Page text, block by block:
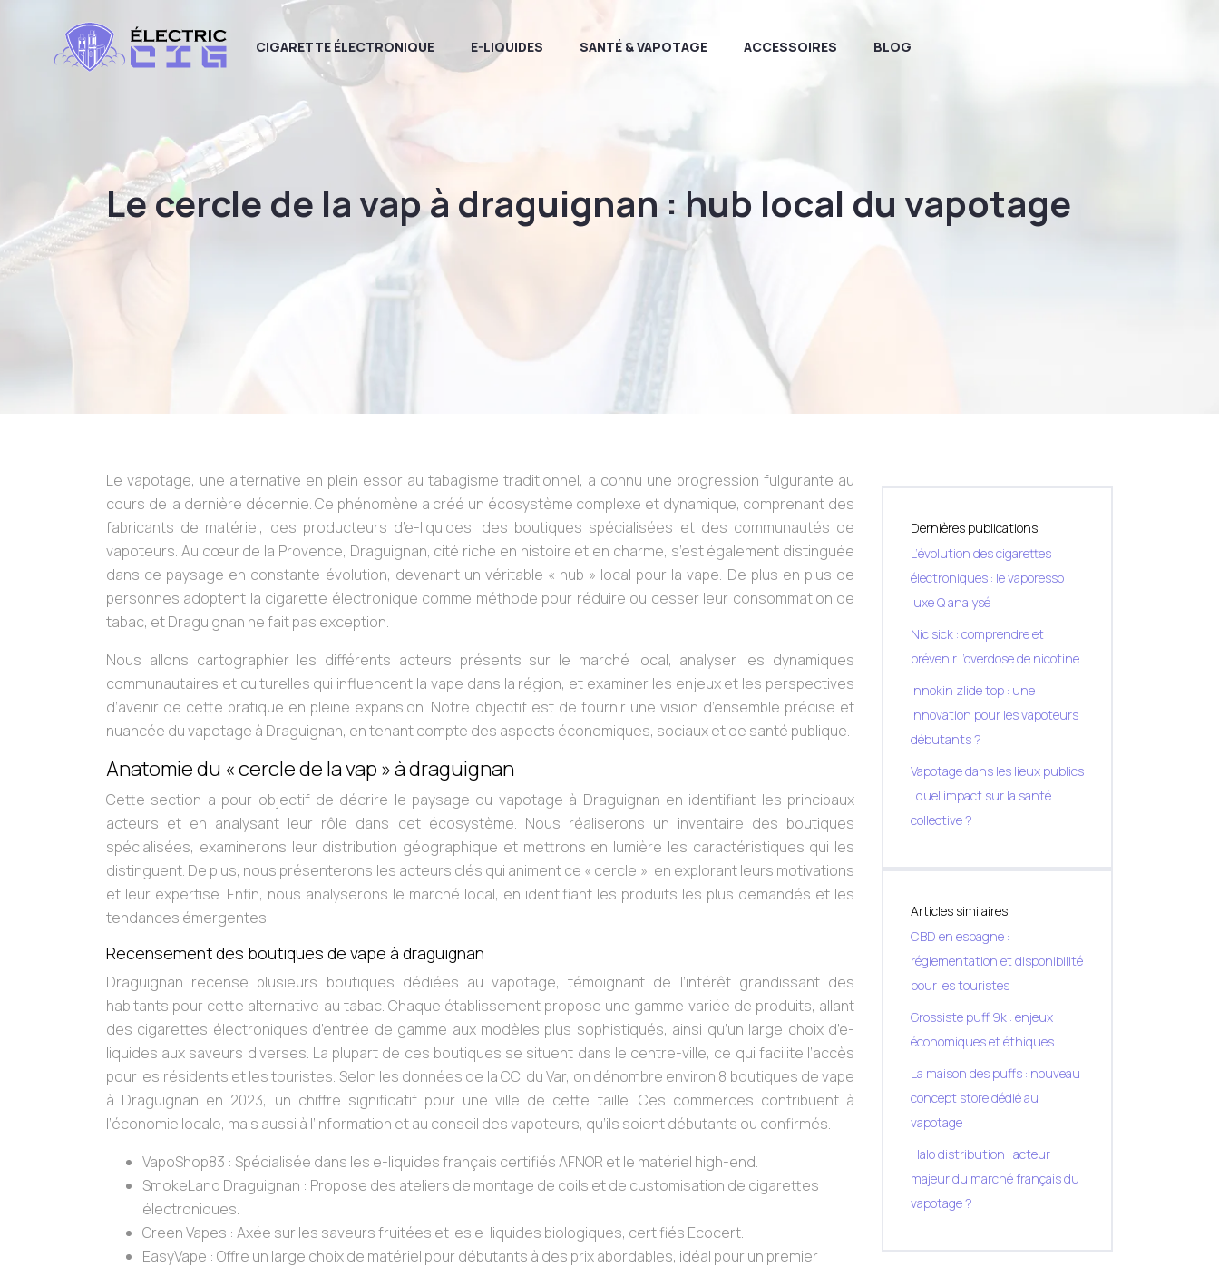
CIGARETTE ÉLECTRONIQUE E-LIQUIDES SANTÉ & VAPOTAGE ACCESSOIRES BLOG
Le cercle de la vap à draguignan : hub local du vapotage
Le vapotage, une alternative en plein essor au tabagisme traditionnel, a connu une progression fulgurante au
cours de la dernière décennie. Ce phénomène a créé un écosystème complexe et dynamique, comprenant des
fabricants de matériel, des producteurs d’e-liquides, des boutiques spécialisées et des communautés de
vapoteurs. Au cœur de la Provence, Draguignan, cité riche en histoire et en charme, s’est également distinguée
dans ce paysage en constante évolution, devenant un véritable « hub » local pour la vape. De plus en plus de
personnes adoptent la cigarette électronique comme méthode pour réduire ou cesser leur consommation de
tabac, et Draguignan ne fait pas exception.
Nous allons cartographier les différents acteurs présents sur le marché local, analyser les dynamiques
communautaires et culturelles qui influencent la vape dans la région, et examiner les enjeux et les perspectives
d’avenir de cette pratique en pleine expansion. Notre objectif est de fournir une vision d’ensemble précise et
nuancée du vapotage à Draguignan, en tenant compte des aspects économiques, sociaux et de santé publique.
Anatomie du « cercle de la vap » à draguignan
Cette section a pour objectif de décrire le paysage du vapotage à Draguignan en identifiant les principaux
acteurs et en analysant leur rôle dans cet écosystème. Nous réaliserons un inventaire des boutiques
spécialisées, examinerons leur distribution géographique et mettrons en lumière les caractéristiques qui les
distinguent. De plus, nous présenterons les acteurs clés qui animent ce « cercle », en explorant leurs motivations
et leur expertise. Enfin, nous analyserons le marché local, en identifiant les produits les plus demandés et les
tendances émergentes.
Recensement des boutiques de vape à draguignan
Draguignan recense plusieurs boutiques dédiées au vapotage, témoignant de l’intérêt grandissant des
habitants pour cette alternative au tabac. Chaque établissement propose une gamme variée de produits, allant
des cigarettes électroniques d’entrée de gamme aux modèles plus sophistiqués, ainsi qu’un large choix d’e-
liquides aux saveurs diverses. La plupart de ces boutiques se situent dans le centre-ville, ce qui facilite l’accès
pour les résidents et les touristes. Selon les données de la CCI du Var, on dénombre environ 8 boutiques de vape
à Draguignan en 2023, un chiffre significatif pour une ville de cette taille. Ces commerces contribuent à
l’économie locale, mais aussi à l’information et au conseil des vapoteurs, qu’ils soient débutants ou confirmés.
VapoShop83 : Spécialisée dans les e-liquides français certifiés AFNOR et le matériel high-end.
SmokeLand Draguignan : Propose des ateliers de montage de coils et de customisation de cigarettes
électroniques.
Green Vapes : Axée sur les saveurs fruitées et les e-liquides biologiques, certifiés Ecocert.
EasyVape : Offre un large choix de matériel pour débutants à des prix abordables, idéal pour un premier
Dernières publications
L’évolution des cigarettes
électroniques : le vaporesso
luxe Q analysé
Nic sick : comprendre et
prévenir l’overdose de nicotine
Innokin zlide top : une
innovation pour les vapoteurs
débutants ?
Vapotage dans les lieux publics
: quel impact sur la santé
collective ?
Articles similaires
CBD en espagne :
réglementation et disponibilité
pour les touristes
Grossiste puff 9k : enjeux
économiques et éthiques
La maison des puffs : nouveau
concept store dédié au
vapotage
Halo distribution : acteur
majeur du marché français du
vapotage ?